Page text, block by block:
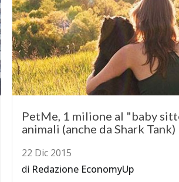
PetMe, 1 milione al "baby
animali (anche da Shark Tank)
22 Dic 2015
di Redazione EconomyUp